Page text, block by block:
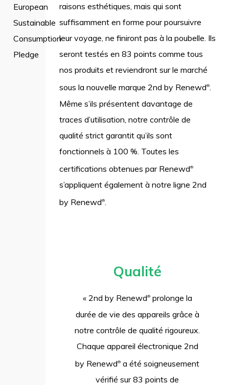
European
Sustainable
Consumption
Pledge
raisons esthétiques, mais qui sont
suffisamment en forme pour poursuivre
leur voyage, ne finiront pas à la poubelle. Ils
seront testés en 83 points comme tous
nos produits et reviendront sur le marché
sous la nouvelle marque 2nd by Renewd®.
Même s’ils présentent davantage de
traces d’utilisation, notre contrôle de
qualité strict garantit qu’ils sont
fonctionnels à 100 %. Toutes les
certifications obtenues par Renewd®
s’appliquent également à notre ligne 2nd
by Renewd®.
Qualité
« 2nd by Renewd®prolonge la
durée de vie des appareils grâce à
notre contrôle de qualité rigoureux.
Chaque appareil électronique 2nd
by Renewd® a été soigneusement
vérifié sur 83 points de